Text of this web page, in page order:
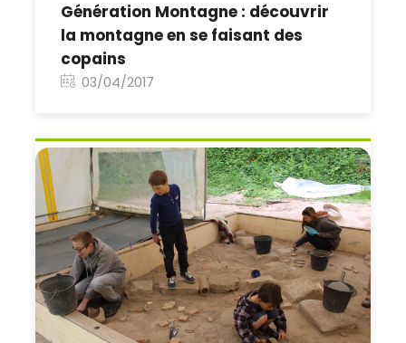
Génération Montagne : découvrir
la montagne en se faisant des
copains
03/04/2017